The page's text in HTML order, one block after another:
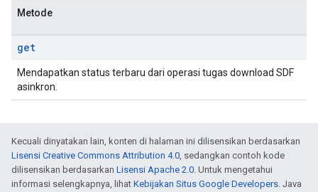
Metode
get
Mendapatkan status terbaru dari operasi tugas download SDF
asinkron.
Kecuali dinyatakan lain, konten di halaman ini dilisensikan berdasarkan
Lisensi Creative Commons Attribution 4.0, sedangkan contoh kode
dilisensikan berdasarkan Lisensi Apache 2.0. Untuk mengetahui
informasi selengkapnya, lihat Kebijakan Situs Google Developers. Java